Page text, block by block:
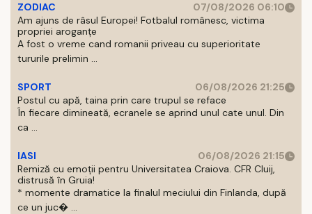
ZODIAC
07/08/2026 06:10
Am ajuns de râsul Europei! Fotbalul românesc, victima
propriei aroganțe
A fost o vreme cand romanii priveau cu superioritate
tururile prelimin ...
SPORT
06/08/2026 21:25
Postul cu apă, taina prin care trupul se reface
În fiecare dimineată, ecranele se aprind unul cate unul. Din
ca ...
IASI
06/08/2026 21:15
Remiză cu emoții pentru Universitatea Craiova. CFR Cluij,
distrusă în Gruia!
* momente dramatice la finalul meciului din Finlanda, după
ce un juc� ...